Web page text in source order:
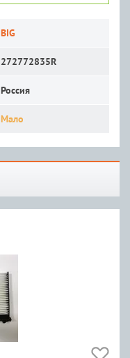
BIG
272772835R
Россия
Мало